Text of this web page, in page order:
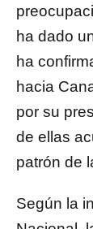
ha dado
ha
hacia
por su
de ellas
patrón de
Según la